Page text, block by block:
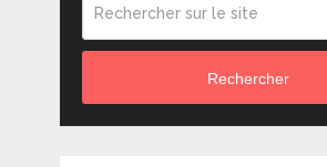
Rechercher